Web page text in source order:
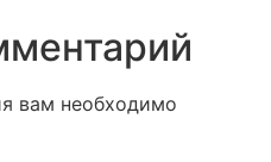
вам необходимо